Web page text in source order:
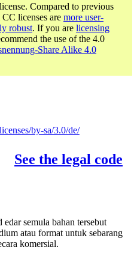
Compared to previous
licenses are more user-
robust. If you are licensing
the use of the 4.0
Share Alike 4.0
by-sa/3.0/de/
See the legal code
semula bahan tersebut
atau format untuk sebarang
komersial.